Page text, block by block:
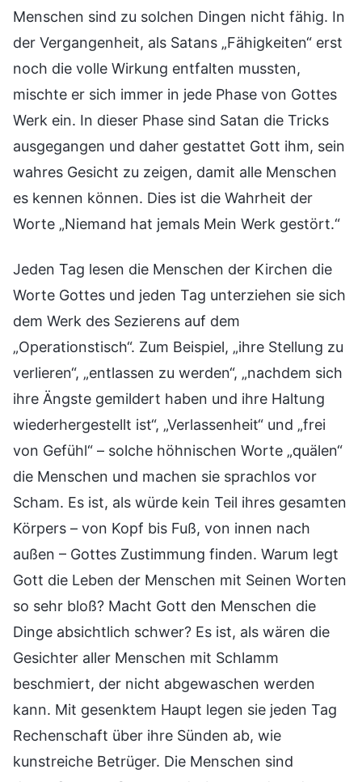
Menschen sind zu solchen Dingen nicht fähig. In
der Vergangenheit, als Satans „Fähigkeiten“ erst
noch die volle Wirkung entfalten mussten,
mischte er sich immer in jede Phase von Gottes
Werk ein. In dieser Phase sind Satan die Tricks
ausgegangen und daher gestattet Gott ihm, sein
wahres Gesicht zu zeigen, damit alle Menschen
es kennen können. Dies ist die Wahrheit der
Worte „Niemand hat jemals Mein Werk gestört.“
Jeden Tag lesen die Menschen der Kirchen die
Worte Gottes und jeden Tag unterziehen sie sich
dem Werk des Sezierens auf dem
„Operationstisch“. Zum Beispiel, „ihre Stellung zu
verlieren“, „entlassen zu werden“, „nachdem sich
ihre Ängste gemildert haben und ihre Haltung
wiederhergestellt ist“, „Verlassenheit“ und „frei
von Gefühl“ – solche höhnischen Worte „quälen“
die Menschen und machen sie sprachlos vor
Scham. Es ist, als würde kein Teil ihres gesamten
Körpers – von Kopf bis Fuß, von innen nach
außen – Gottes Zustimmung finden. Warum legt
Gott die Leben der Menschen mit Seinen Worten
so sehr bloß? Macht Gott den Menschen die
Dinge absichtlich schwer? Es ist, als wären die
Gesichter aller Menschen mit Schlamm
beschmiert, der nicht abgewaschen werden
kann. Mit gesenktem Haupt legen sie jeden Tag
Rechenschaft über ihre Sünden ab, wie
kunstreiche Betrüger. Die Menschen sind